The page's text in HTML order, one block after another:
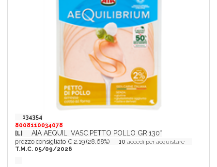
134354
8008110034078
[L]
AIA AEQUIL. VASC.PETTO POLLO GR.130*
prezzo consigliato € 2.19 (28.68%) 10 accedi per acquistare
T.M.C. 05/09/2026